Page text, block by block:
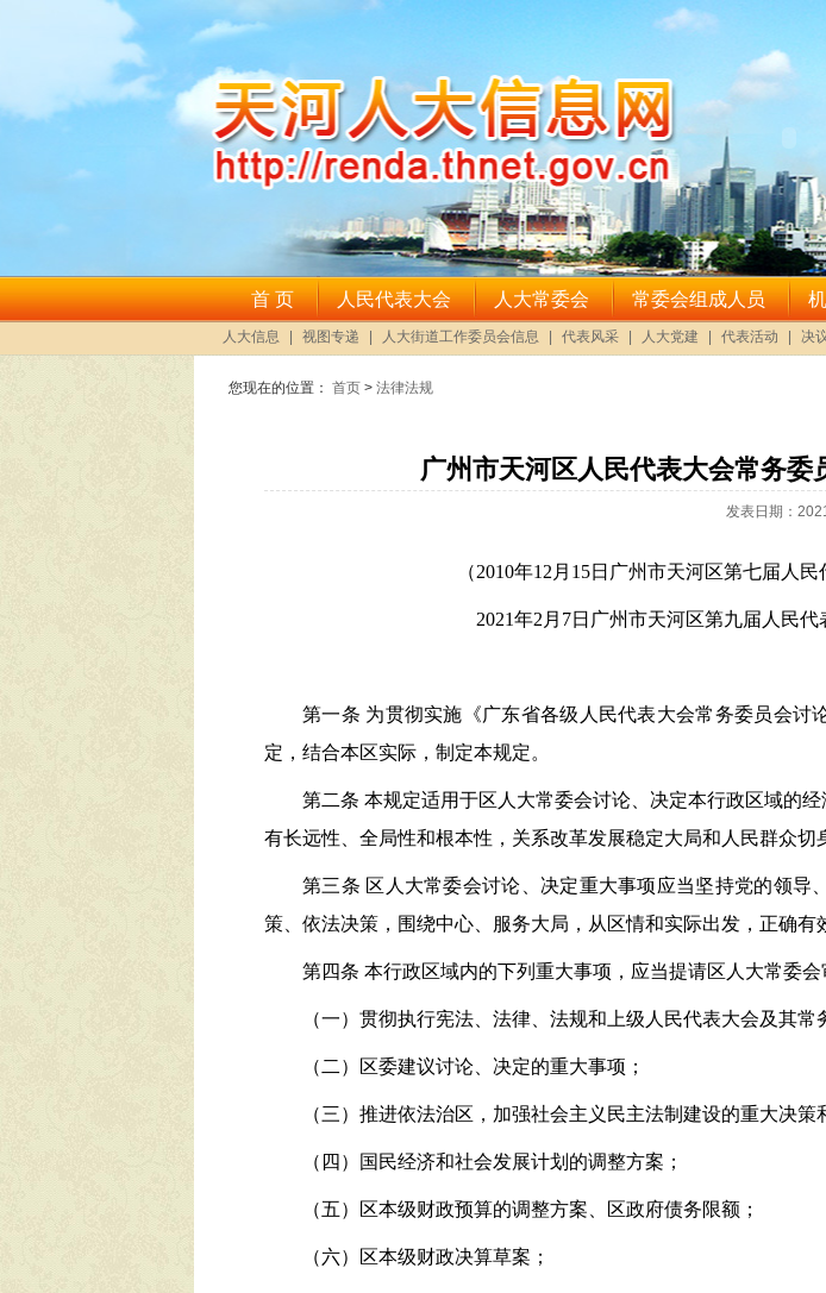
您现在的位置： 首页 > 法律法规
广州市天河区人民代表大会常务
发表日期：
（2010年12 月 15日广州市天河区第七届人
2021年2 月 7日广州市天河区第九届人民
第一条 为贯彻实施《广东省各级人民代表大会常务委员会
定，结合本区实际，制定本规定。
第二条 本规定适用于区人大常委会讨论、决定本行政区域的
有长远性、全局性和根本性，关系改革发展稳定大局和人民群众切
第三条 区人大常委会讨论、决定重大事项应当坚持党的领
策、依法决策，围绕中心、服务大局，从区情和实际出发，正确有
第四条 本行政区域内的下列重大事项，应当提请区人大常委
（一）贯彻执行宪法、法律、法规和上级人民代表大会及其
（二）区委建议讨论、决定的重大事项；
（三）推进依法治区，加强社会主义民主法制建设的重大决策
（四）国民经济和社会发展计划的调整方案；
（五）区本级财政预算的调整方案、区政府债务限额；
（六）区本级财政决算草案；